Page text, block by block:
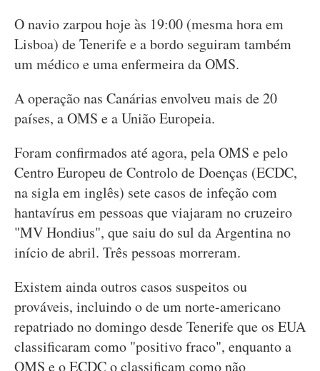
O navio zarpou hoje às 19:00 (mesma hora em
Lisboa) de Tenerife e a bordo seguiram também
um médico e uma enfermeira da OMS.
A operação nas Canárias envolveu mais de 20
países, a OMS e a União Europeia.
Foram confirmados até agora, pela OMS e pelo
Centro Europeu de Controlo de Doenças (ECDC,
na sigla em inglês) sete casos de infeção com
hantavírus em pessoas que viajaram no cruzeiro
"MV Hondius", que saiu do sul da Argentina no
início de abril. Três pessoas morreram.
Existem ainda outros casos suspeitos ou
prováveis, incluindo o de um norte-americano
repatriado no domingo desde Tenerife que os EUA
classificaram como "positivo fraco", enquanto a
OMS e o ECDC o classificam como não